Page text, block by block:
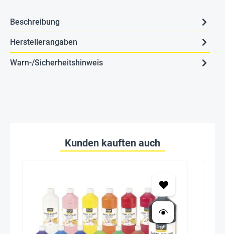
Beschreibung
Herstellerangaben
Warn-/Sicherheitshinweis
Kunden kauften auch